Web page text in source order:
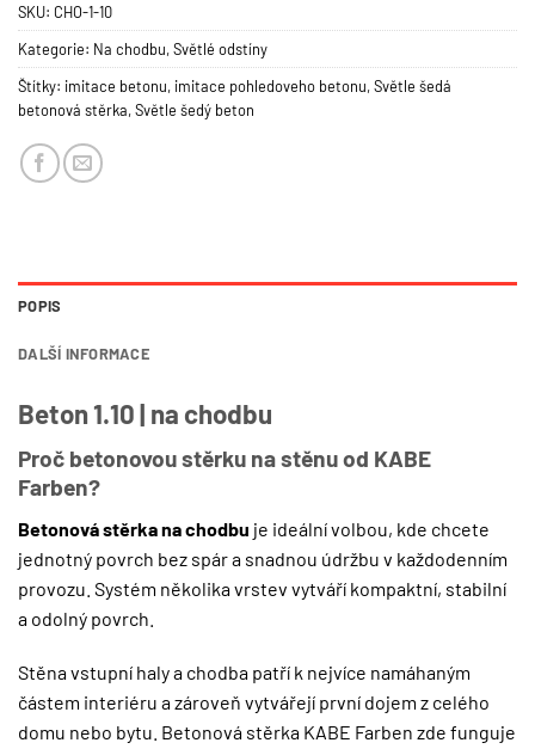
SKU: CHO-1-10
Kategorie: Na chodbu,Světlé odstíny
Štítky: imitace betonu, imitace pohledoveho betonu,Světle šedá
betonová stěrka,Světle šedý beton
POPIS
DALŠÍ INFORMACE
Beton 1.10 | na chodbu
Proč betonovou stěrku na stěnu od KABE
Farben?
Betonová stěrka na chodbu je ideální volbou, kde chcete
jednotný povrch bez spár a snadnou údržbu v každodenním
provozu. Systém několika vrstev vytváří kompaktní, stabilní
a odolný povrch.
Stěna vstupní haly a chodba patří k nejvíce namáhaným
částem interiéru a zároveň vytvářejí první dojem z celého
domu nebo bytu. Betonová stěrka KABE Farben zde funguje